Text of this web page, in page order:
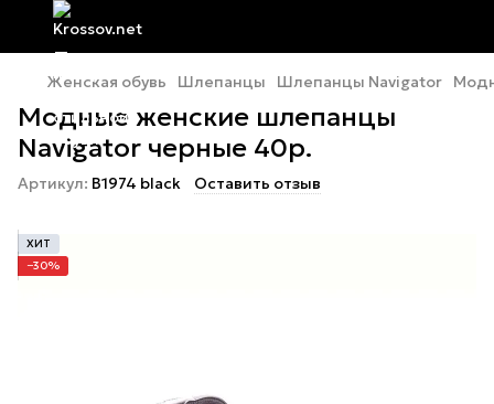
Женская обувь Шлепанцы Шлепанцы Navigator
Модные женские шлепанцы
Navigator черные 40р.
Артикул: B1974 black Оставить отзыв
ХИТ
−30%